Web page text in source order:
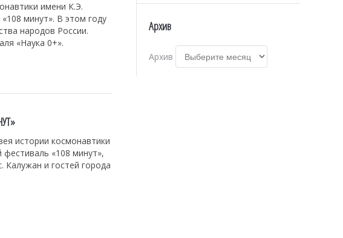
имени К.Э.
минут». В этом году
народов России.
«Наука 0+».
истории космонавтики
«108 минут»,
и гостей города
Архив
Архив